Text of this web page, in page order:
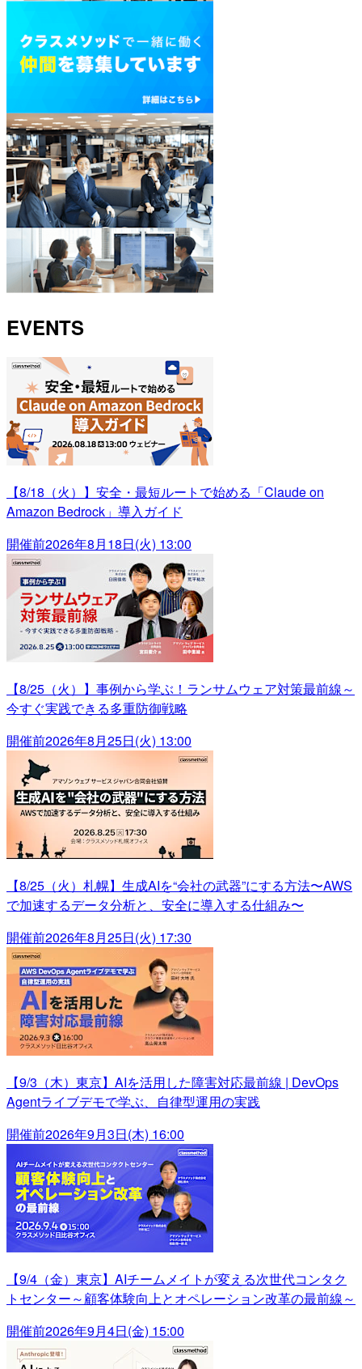
EVENTS
【8/18（火）】安全・最短ルートで始める「Claude on
Amazon Bedrock」導入ガイド
開催前2026年8月18日(火) 13:00
【8/25（火）】事例から学ぶ！ランサムウェア対策最前線～
今すぐ実践できる多重防御戦略
開催前2026年8月25日(火) 13:00
【8/25（火）札幌】生成AIを“会社の武器”にする方法〜AWS
で加速するデータ分析と、安全に導入する仕組み〜
開催前2026年8月25日(火) 17:30
【9/3（木）東京】AIを活用した障害対応最前線 | DevOps
Agentライブデモで学ぶ、自律型運用の実践
開催前2026年9月3日(木) 16:00
【9/4（金）東京】AIチームメイトが変える次世代コンタク
トセンター～顧客体験向上とオペレーション改革の最前線～
開催前2026年9月4日(金) 15:00